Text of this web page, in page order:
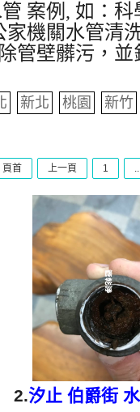
案例, 如：
機關水管清
管壁髒污，
新北 桃園 新竹
頁首 上一頁 1
2.汐止 伯爵街